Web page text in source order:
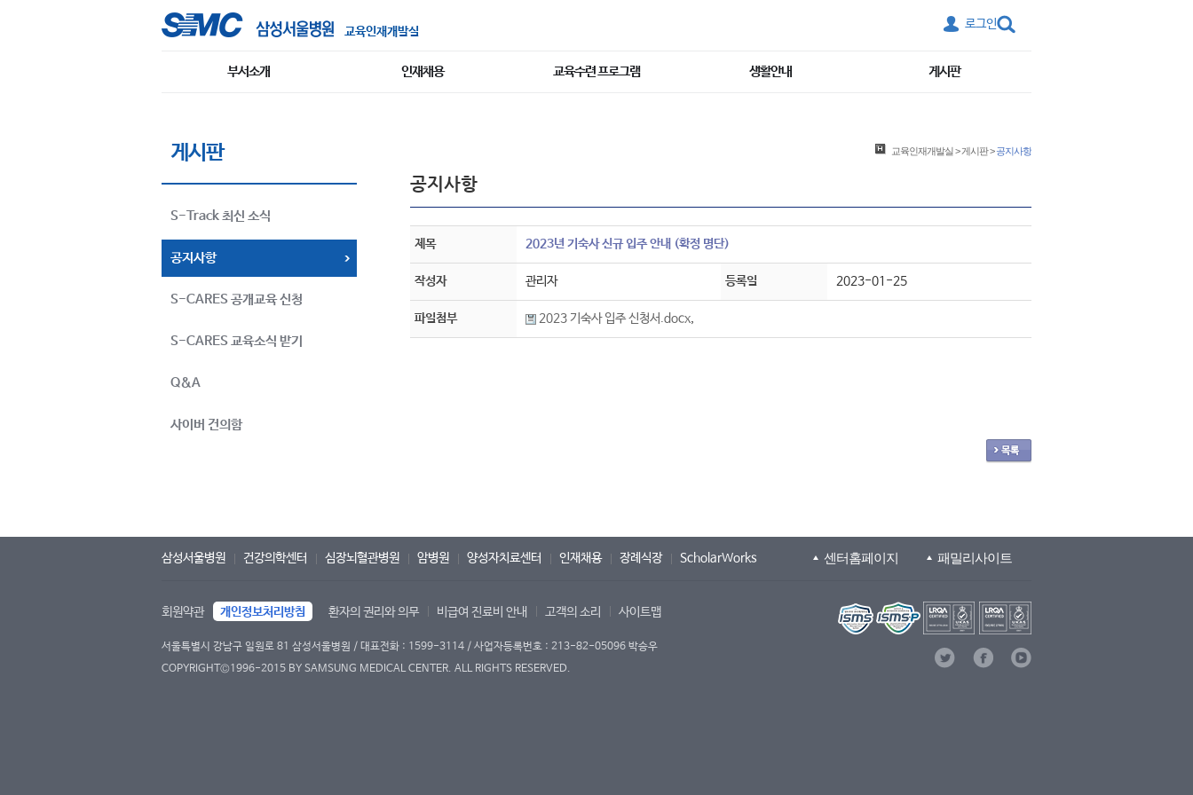
교육인재개발실
로그인
부서소개 인재채용 교육수련 프로그램 생활안내 게시판
게시판
S-Track 최신 소식
공지사항
S-CARES 공개교육 신청
S-CARES 교육소식 받기
Q&A
사이버 건의함
교육인재개발실>게시판>공지사항
공지사항
제목 2023년 기숙사 신규 입주 안내 (확정 명단)
작성자 관리자 등록일 2023-01-25
파일첨부 2023 기숙사 입주 신청서.docx,
삼성서울병원 건강의학센터 심장뇌혈관병원 암병원 양성자치료센터 인재채용 장례식장 ScholarWorks 센터홈페이지 패밀리사이트
회원약관 개인정보처리방침 환자의 권리와 의무 비급여 진료비 안내 고객의 소리 사이트맵
서울특별시 강남구 일원로 81 삼성서울병원 / 대표전화 : 1599-3114 / 사업자등록번호 : 213-82-05096 박승우
COPYRIGHT©1996-2015 BY SAMSUNG MEDICAL CENTER. ALL RIGHTS RESERVED.